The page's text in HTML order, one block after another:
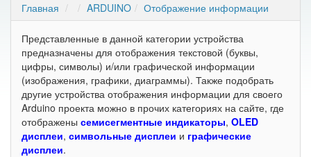
Главная
ARDUINO Отображение информации
Представленные в данной категории устройства
предназначены для отображения текстовой (буквы,
цифры, символы) и/или графической информации
(изображения, графики, диаграммы). Также подобрать
другие устройства отображения информации для своего
Arduino проекта можно в прочих категориях на сайте, где
отображены семисегментные индикаторы, OLED
дисплеи, символьные дисплеи и графические
дисплеи.